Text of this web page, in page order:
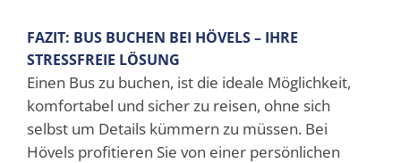
FAZIT: BUS BUCHEN BEI HÖVELS – IHRE
STRESSFREIE LÖSUNG
Einen Bus zu buchen, ist die ideale Möglichkeit,
komfortabel und sicher zu reisen, ohne sich
selbst um Details kümmern zu müssen. Bei
Hövels profitieren Sie von einer persönlichen